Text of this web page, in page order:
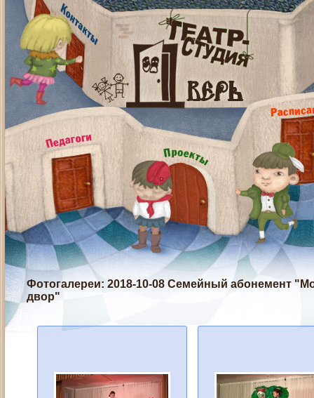
Фотогалереи: 2018-10-08 Семейный абонемент
двор"